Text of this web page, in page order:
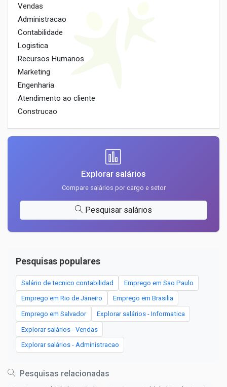
Vendas
Administracao
Contabilidade
Logistica
Recursos Humanos
Marketing
Engenharia
Atendimento ao cliente
Construcao
Explorar salários
Compare salários por cargo e setor
Pesquisar salários
Pesquisas populares
Salário de tecnico contabilidad Emprego em Sao Paulo
Emprego em Rio de Janeiro Emprego em Brasilia
Emprego em Salvador Explorar salários - Informatica
Explorar salários - Vendas
Explorar salários - Administracao
Pesquisas relacionadas